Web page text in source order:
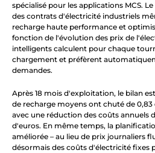
spécialisé pour les applications MCS.
des contrats d'électricité industriels
recharge haute performance et
fonction de l'évolution des prix de
intelligents calculent pour chaque
chargement et préfèrent
demandes.
Après 18 mois d'exploitation, le bilan
de recharge moyens ont chuté de
avec une réduction des coûts annuels
d'euros. En même temps, la
améliorée – au lieu de prix journaliers
désormais des coûts d'électricité fixes